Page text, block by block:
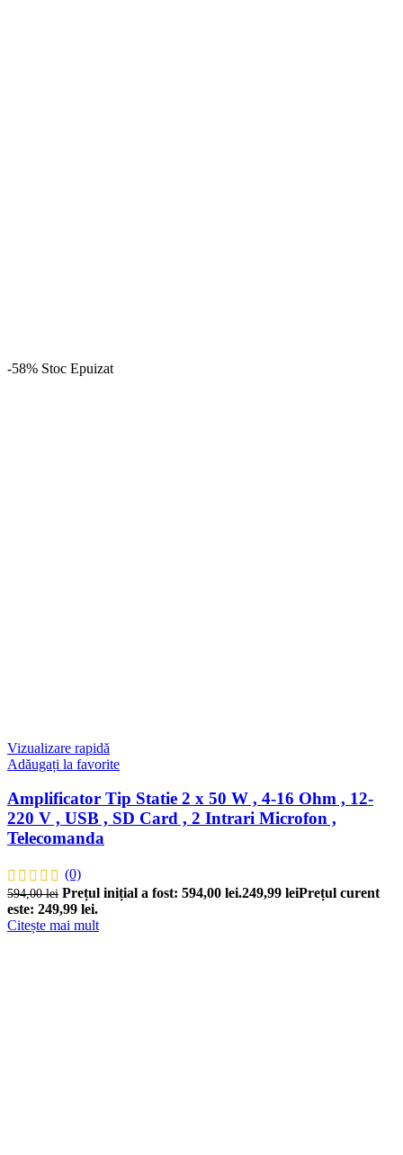
-58% Stoc Epuizat
Vizualizare rapidă
Adăugați la favorite
Amplificator Tip Statie 2 x 50 W , 4-16 Ohm , 12-
220 V , USB , SD Card , 2 Intrari Microfon ,
Telecomanda
(0)
594,00lei Prețul inițial a fost: 594,00 lei.249,99 leiPrețul curent
este: 249,99 lei.
Citește mai mult